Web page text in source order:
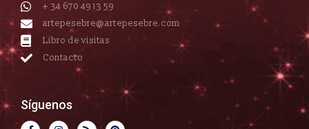
+ 34 670 49 13 59
artepesebre@artepesebre.com
Libro de visitas
Contacto
Síguenos